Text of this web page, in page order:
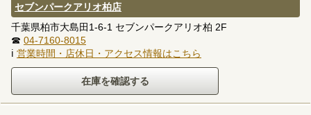
セブンパークアリオ柏店
千葉県柏市大島田1-6-1 セブンパークアリオ柏 2F
☎ 04-7160-8015
ℹ 営業時間・店休日・アクセス情報はこちら